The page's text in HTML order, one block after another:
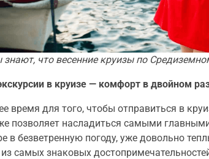
что весенние круизы по
в круизе — комфорт в двойном
время для того, чтобы отправиться в
позволяет насладиться самыми
в безветренную погоду, уже довольно
самых знаковых